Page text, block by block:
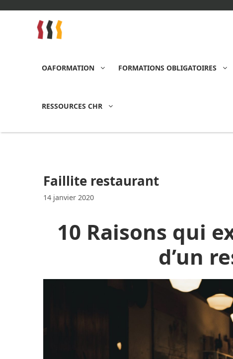
OAFORMATION FORMATIONS OBLIGATOIRES
RESSOURCES CHR
Faillite restaurant
14 janvier 2020
10 Raisons qui
d’un